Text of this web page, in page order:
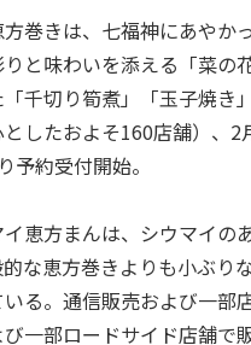
巻きは、七福神にあやか
と味わいを添える「菜の
「千切り筍煮」「玉子焼
したおよそ160店舗）、
予約受付開始。
恵方まんは、シウマイの
的な恵方巻きよりも小ぶり
る。通信販売および一部
一部ロードサイド店舗で